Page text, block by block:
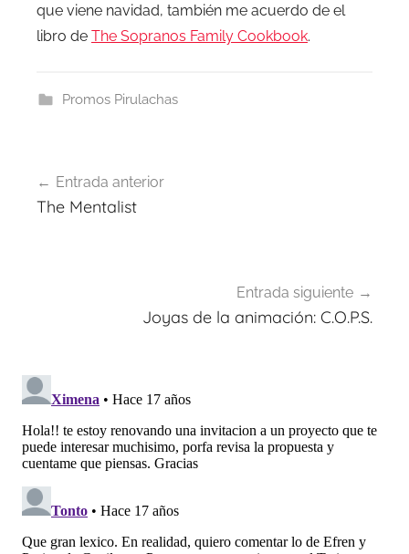
que viene navidad, también me acuerdo de el
libro de The Sopranos Family Cookbook.
Promos Pirulachas
de
Entrada anterior
The Mentalist
Entrada siguiente
Joyas de la animación: C.O.P.S.